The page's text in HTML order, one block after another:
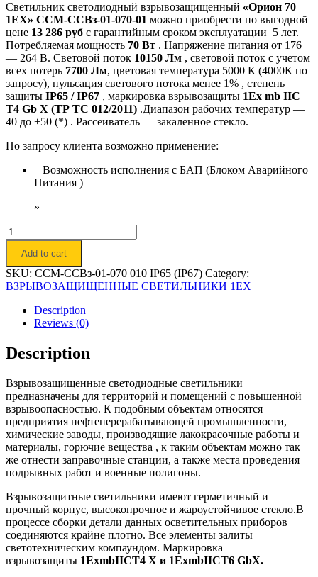
Светильник светодиодный взрывозащищенный «Орион 70
1ЕХ» ССМ-ССВз-01-070-01 можно приобрести по выгодной
цене 13 286 руб с гарантийным сроком эксплуатации 5 лет.
Потребляемая мощность 70 Вт . Напряжение питания от 176
— 264 В. Световой поток 10150 Лм , световой поток с учетом
всех потерь 7700 Лм, цветовая температура 5000 К (4000К по
запросу), пульсация светового потока менее 1% , степень
защиты IP65 / IP67 , маркировка взрывозащиты 1Ех mb IIC
T4 Gb X (ТР ТС 012/2011) .Диапазон рабочих температур —
40 до +50 (*) . Рассеиватель — закаленное стекло.
По запросу клиента возможно применение:
Возможность исполнения с БАП (Блоком Аварийного
Питания )
»
Светильник
светодиодный
взрывозащищенный
"Орион-
Q
70
1Ех"
quantity
Add to cart
SKU: ССМ-ССВз-01-070 010 IP65 (IP67) Category:
ВЗРЫВОЗАЩИЩЕННЫЕ СВЕТИЛЬНИКИ 1ЕX
Description
Reviews (0)
Description
Взрывозащищенные светодиодные светильники
предназначены для территорий и помещений с повышенной
взрывоопасностью. К подобным объектам относятся
предприятия нефтеперерабатывающей промышленности,
химические заводы, производящие лакокрасочные работы и
материалы, горючие вещества , к таким объектам можно так
же отнести заправочные станции, а также места проведения
подрывных работ и военные полигоны.
Взрывозащитные светильники имеют герметичный и
прочный корпус, высокопрочное и жароустойчивое стекло.В
процессе сборки детали данных осветительных приборов
соединяются крайне плотно. Все элементы залиты
светотехническим компаундом. Маркировка
взрывозащиты 1ЕхmbIICT4 X и 1ЕхmbIICT6 GbX.